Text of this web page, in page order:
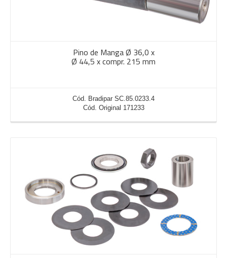
Pino de Manga Ø 36,0 x
Ø 44,5 x compr. 215 mm
Cód. Bradipar SC.85.0233.4
Cód. Original 171233